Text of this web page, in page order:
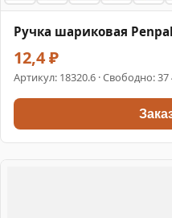
Ручка шариковая
12,4 ₽
Артикул: 18320.6 · Свободно: